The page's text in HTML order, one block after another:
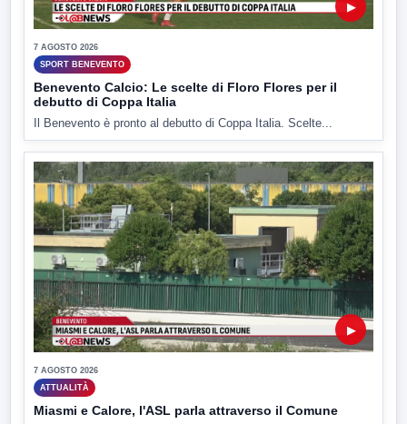
▶
7 AGOSTO 2026
SPORT BENEVENTO
Benevento Calcio: Le scelte di Floro Flores per il
debutto di Coppa Italia
Il Benevento è pronto al debutto di Coppa Italia. Scelte...
▶
7 AGOSTO 2026
ATTUALITÀ
Miasmi e Calore, l'ASL parla attraverso il Comune